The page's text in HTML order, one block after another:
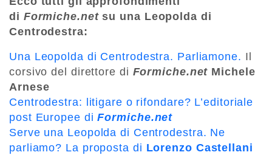
di Formiche.netsu una Leopolda di
Centrodestra:
Una Leopolda di Centrodestra. Parliamone. Il
corsivo del direttore di Formiche.net Michele
Arnese
Centrodestra: litigare o rifondare? L’editoriale
post Europee diFormiche.net
Serve una Leopolda di Centrodestra. Ne
parliamo? La proposta di Lorenzo Castellani